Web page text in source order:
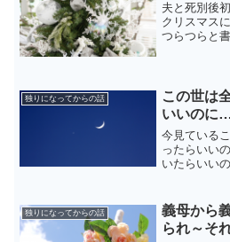
夫と死別後
クリスマス
つらつらと
独りになってからの話
この世は
いいのに
今見ている
ったらいい
いたらいい
独りになってからの話
義母から
られ～そ